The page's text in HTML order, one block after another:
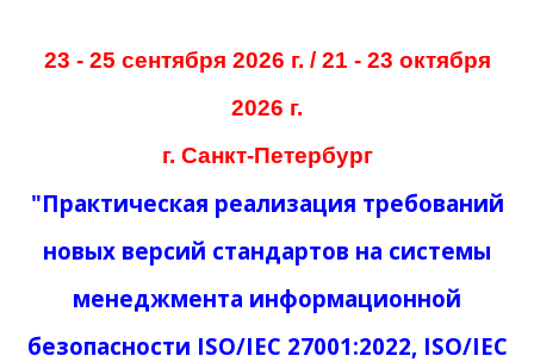
23 - 25 сентября 2026 г. / 21 - 23 октября
2026 г.
г. Санкт-Петербург
"Практическая реализация требований
новых версий стандартов на системы
менеджмента информационной
безопасности ISO/IEC 27001:2022, ISO/IEC